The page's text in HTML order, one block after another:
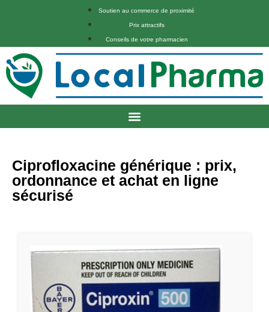
Soutien au commerce de proximité
Prix attractifs
Conseils de votre pharmacien
Ciprofloxacine générique : prix,
ordonnance et achat en ligne
sécurisé